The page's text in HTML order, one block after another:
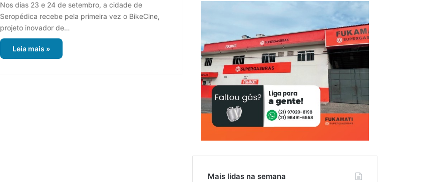
Nos dias 23 e 24 de setembro, a cidade de
Seropédica recebe pela primeira vez o BikeCine,
projeto inovador de…
Leia mais »
Mais lidas na semana